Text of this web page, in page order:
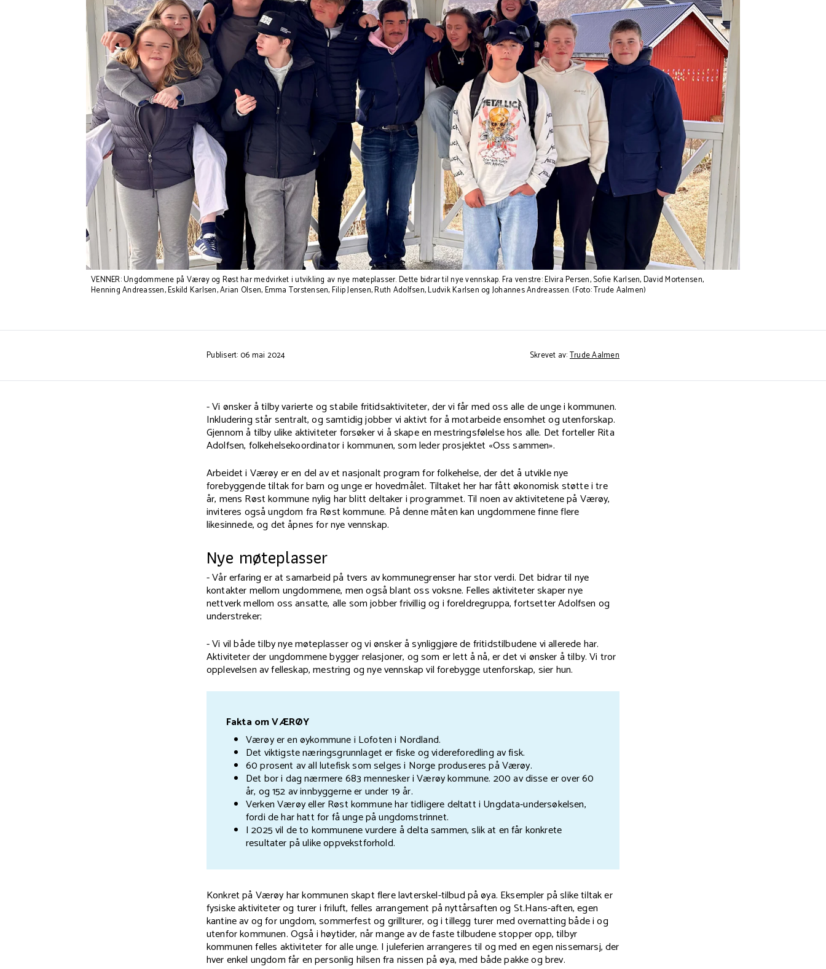
VENNER: Ungdommene på Værøy og Røst har medvirket i utvikling av nye møteplasser. Dette bidrar til nye vennskap. Fra venstre: Elvira Persen, Sofie Karlsen, David Mortensen,
Henning Andreassen, Eskild Karlsen, Arian Olsen, Emma Torstensen, Filip Jensen, Ruth Adolfsen, Ludvik Karlsen og Johannes Andreassen. (Foto: Trude Aalmen)
Publisert: 06 mai 2024 Skrevet av:Trude Aalmen
-Vi ønsker å tilby varierte og stabile fritidsaktiviteter, der vi får med oss alle de unge i kommunen.
Inkludering står sentralt, og samtidig jobber vi aktivt for å motarbeide ensomhet og utenforskap.
Gjennom å tilby ulike aktiviteter forsøker vi å skape en mestringsfølelse hos alle. Det forteller Rita
Adolfsen, folkehelsekoordinator i kommunen, som leder prosjektet «Oss sammen».
Arbeidet i Værøy er en del av et nasjonalt program for folkehelse, der det å utvikle nye
forebyggende tiltak for barn og unge er hovedmålet. Tiltaket her har fått økonomisk støtte i tre
år, mens Røst kommune nylig har blitt deltaker i programmet. Til noen av aktivitetene på Værøy,
inviteres også ungdom fra Røst kommune. På denne måten kan ungdommene finne flere
likesinnede, og det åpnes for nye vennskap.
Nye møteplasser
-Vår erfaring er at samarbeid på tvers av kommunegrenser har stor verdi. Det bidrar til nye
kontakter mellom ungdommene, men også blant oss voksne. Felles aktiviteter skaper nye
nettverk mellom oss ansatte, alle som jobber frivillig og i foreldregruppa, fortsetter Adolfsen og
understreker;
- Vi vil både tilby nye møteplasser og vi ønsker å synliggjøre de fritidstilbudene vi allerede har.
Aktiviteter der ungdommene bygger relasjoner, og som er lett å nå, er det vi ønsker å tilby. Vi tror
opplevelsen av felleskap, mestring og nye vennskap vil forebygge utenforskap, sier hun.
Fakta om VÆRØY
Værøy er en øykommune i Lofoten i Nordland.
Det viktigste næringsgrunnlaget er fiske og videreforedling av fisk.
60 prosent av all lutefisk som selges i Norge produseres på Værøy.
Det bor i dag nærmere 683 mennesker i Værøy kommune. 200 av disse er over 60
år, og 152 av innbyggerne er under 19 år.
Verken Værøy eller Røst kommune har tidligere deltatt i Ungdata-undersøkelsen,
fordi de har hatt for få unge på ungdomstrinnet.
I 2025 vil de to kommunene vurdere å delta sammen, slik at en får konkrete
resultater på ulike oppvekstforhold.
Konkret på Værøy har kommunen skapt flere lavterskel-tilbud på øya. Eksempler på slike tiltak er
fysiske aktiviteter og turer i friluft, felles arrangement på nyttårsaften og St.Hans-aften, egen
kantine av og for ungdom, sommerfest og grillturer, og i tillegg turer med overnatting både i og
utenfor kommunen. Også i høytider, når mange av de faste tilbudene stopper opp, tilbyr
kommunen felles aktiviteter for alle unge. I juleferien arrangeres til og med en egen nissemarsj, der
hver enkel ungdom får en personlig hilsen fra nissen på øya, med både pakke og brev.